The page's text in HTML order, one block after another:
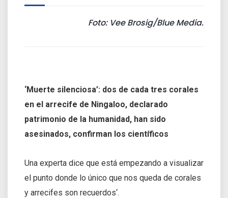
Foto: Vee Brosig/Blue Media.
‘Muerte silenciosa’: dos de cada tres corales
en el arrecife de Ningaloo, declarado
patrimonio de la humanidad, han sido
asesinados, confirman los científicos
Una experta dice que está empezando a visualizar
el punto donde lo único que nos queda de corales
y arrecifes son recuerdos‘.